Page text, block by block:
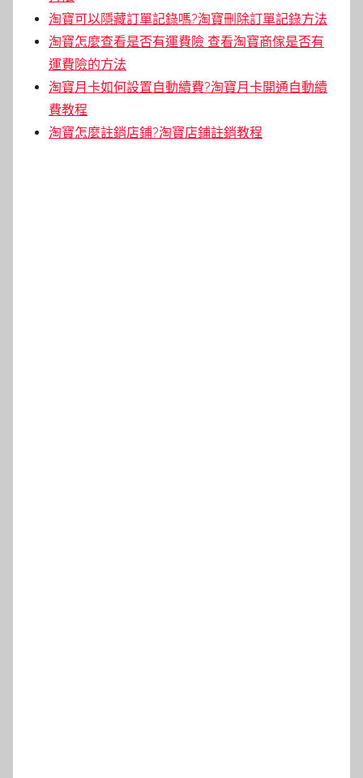
淘寶可以隱藏訂單記錄嗎?淘寶刪除訂單記錄方法
淘寶怎麼查看是否有運費險 查看淘寶商傢是否有
運費險的方法
淘寶月卡如何設置自動續費?淘寶月卡開通自動續
費教程
淘寶怎麼註銷店鋪?淘寶店鋪註銷教程